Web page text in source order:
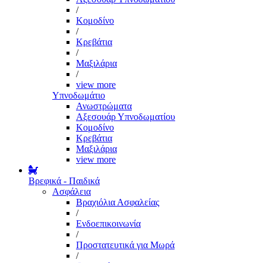
/
Κομοδίνο
/
Κρεβάτια
/
Μαξιλάρια
/
view more
Υπνοδωμάτιο
Ανωστρώματα
Αξεσουάρ Υπνοδωματίου
Κομοδίνο
Κρεβάτια
Μαξιλάρια
view more
Βρεφικά - Παιδικά
Ασφάλεια
Βραχιόλια Ασφαλείας
/
Ενδοεπικοινωνία
/
Προστατευτικά για Μωρά
/